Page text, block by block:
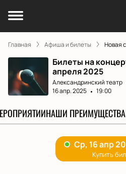
Главная Афиша и билеты Новая
Билеты на
апреля 2025
Александринский театр
16 апр. 2025
19:00
НАШИ ПРЕИМУЩЕСТВА